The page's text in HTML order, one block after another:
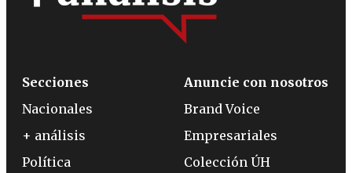
Secciones
Nacionales
+ análisis
Política
Anuncie con nosotros
Brand Voice
Empresariales
Colección ÚH